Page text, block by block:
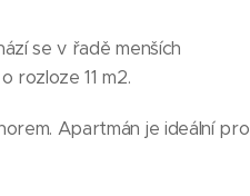
se v řadě menších
rozloze 11 m2.
Apartmán je ideální pro